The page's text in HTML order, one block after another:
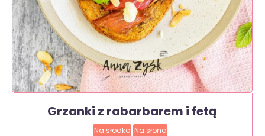
Grzanki z rabarbarem i fetą
Na słodko Na słono